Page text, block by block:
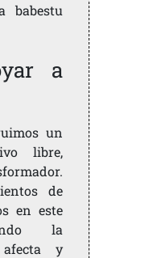
babestu
a
un
libre,
de
en este
la
y